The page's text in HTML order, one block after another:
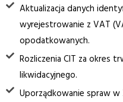
Aktualizacja danych
wyrejestrowanie z VAT
opodatkowanych.
Rozliczenia CIT za okres
likwidacyjnego.
Uporządkowanie spraw